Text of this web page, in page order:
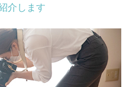
介します